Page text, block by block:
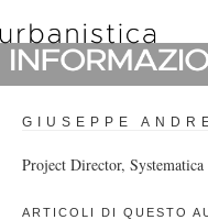
GIUSEPPE
Project Director, Systematica
ARTICOLI DI QUESTO